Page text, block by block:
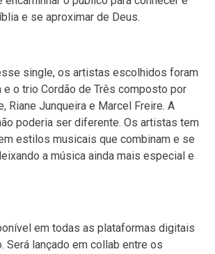
e se aproximar de Deus.
single, os artistas escolhidos foram
o trio Cordão de Três composto por
Riane Junqueira e Marcel Freire. A
poderia ser diferente. Os artistas tem
estilos musicais que combinam e se
a música ainda mais especial e
em todas as plataformas digitais
Será lançado em collab entre os